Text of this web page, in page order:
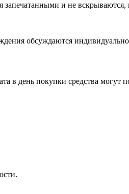
и не вскрываются,
обсуждаются
в день покупки средства могут